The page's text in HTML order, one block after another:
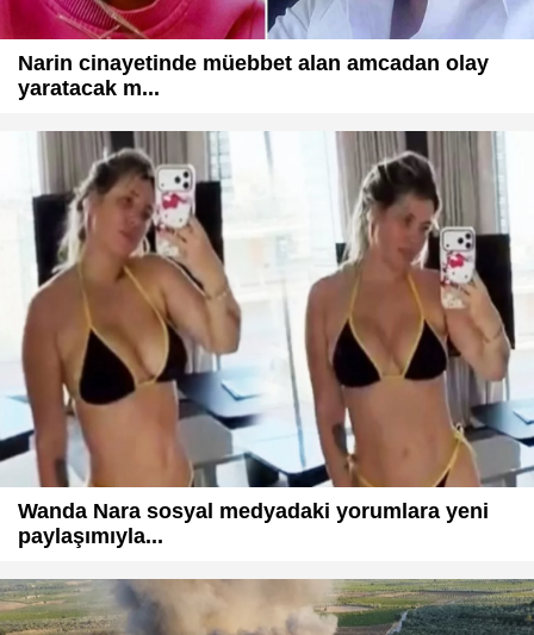
Narin cinayetinde müebbet alan amcadan olay
yaratacak m...
Wanda Nara sosyal medyadaki yorumlara yeni
paylaşımıyla...